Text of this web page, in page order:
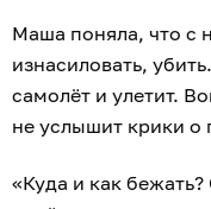
Маша поняла, что с
изнасиловать,
самолёт и улетит.
не услышит крики
«Куда и как